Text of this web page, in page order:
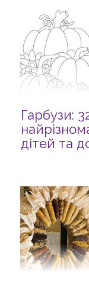
Гарбузи:
дітей та